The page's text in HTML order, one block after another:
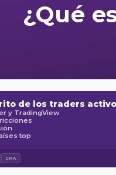
¿Qué
de los traders
y TradingView
top
CMA